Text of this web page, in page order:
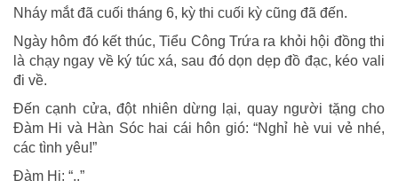
Nháy mắt đã cuối tháng 6, kỳ thi cuối kỳ cũng đã đến.
Ngày hôm đó kết thúc, Tiểu Công Trứa ra khỏi hội đồng thi
là chạy ngay về ký túc xá, sau đó dọn dẹp đồ đạc, kéo vali
đi về.
Đến cạnh cửa, đột nhiên dừng lại, quay người tặng cho
Đàm Hi và Hàn Sóc hai cái hôn gió: “Nghỉ hè vui vẻ nhé,
các tình yêu!”
Đàm Hi: “..”